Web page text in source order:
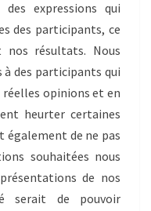
des expressions qui
des participants, ce
résultats. Nous
des participants qui
réelles opinions et en
heurter certaines
également de ne pas
souhaitées nous
de nos
serait de pouvoir